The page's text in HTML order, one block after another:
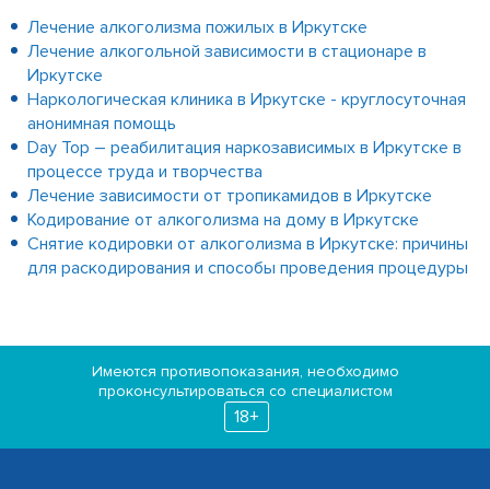
Лечение алкоголизма пожилых в Иркутске
Лечение алкогольной зависимости в стационаре в
Иркутске
Наркологическая клиника в Иркутске - круглосуточная
анонимная помощь
Day Top – реабилитация наркозависимых в Иркутске в
процессе труда и творчества
Лечение зависимости от тропикамидов в Иркутске
Кодирование от алкоголизма на дому в Иркутске
Снятие кодировки от алкоголизма в Иркутске: причины
для раскодирования и способы проведения процедуры
Имеются противопоказания, необходимо
проконсультироваться со специалистом
18+